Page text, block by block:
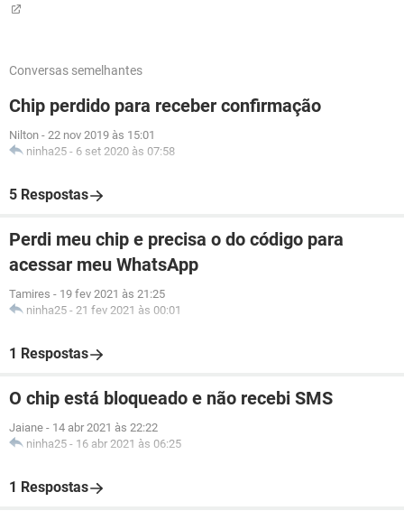
Conversas semelhantes
Chip perdido para receber confirmação
Nilton - 22 nov 2019 às 15:01
ninha25 - 6 set 2020 às 07:58
5 Respostas
Perdi meu chip e precisa o do código para
acessar meu WhatsApp
Tamires - 19 fev 2021 às 21:25
ninha25 - 21 fev 2021 às 00:01
1 Respostas
O chip está bloqueado e não recebi SMS
Jaiane - 14 abr 2021 às 22:22
ninha25 - 16 abr 2021 às 06:25
1 Respostas